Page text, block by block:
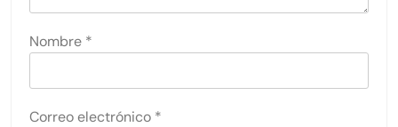
Nombre *
Correo electrónico *